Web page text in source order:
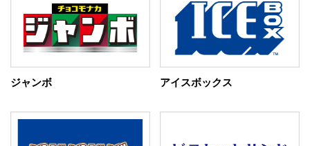
ジャンボ アイスボックス